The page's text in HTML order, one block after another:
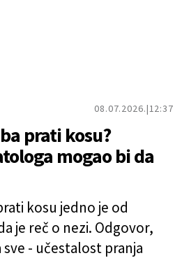
08.07.2026. 12:37
prati kosu?
mogao bi da
kosu jedno je od
je reč o nezi. Odgovor,
- učestalost pranja